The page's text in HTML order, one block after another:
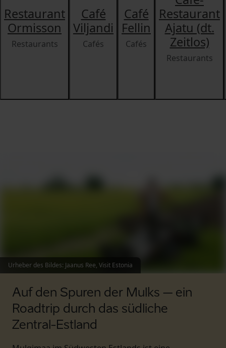
Restaurant
Ormisson
Restaurants
Café
Viljandi
Cafés
Café
Fellin
Cafés
Restaurant
Ajatu (dt.
Zeitlos)
Restaurants
Urheber des Bildes: Jaanus Ree, Visit Estonia
Auf den Spuren der Mulks – ein
Roadtrip durch das südliche
Zentral-Estland